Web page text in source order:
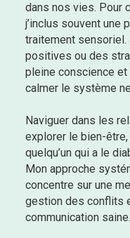
dans nos vies. Pour
j’inclus souvent une
traitement
positives ou des
pleine conscience
calmer le système
Naviguer dans les
explorer le bien-
quelqu’un qui a le
Mon approche
concentre sur une
gestion des conflits
communication saine.